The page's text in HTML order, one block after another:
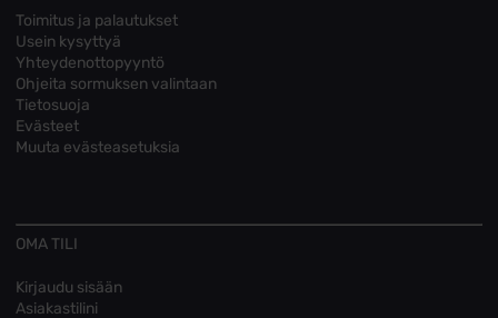
Toimitus ja palautukset
Usein kysyttyä
Yhteydenottopyyntö
Ohjeita sormuksen valintaan
Tietosuoja
Evästeet
Muuta evästeasetuksia
OMA TILI
Kirjaudu sisään
Asiakastilini